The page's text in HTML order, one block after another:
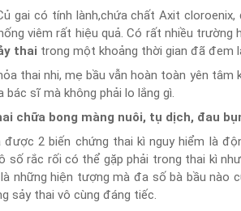
gai có tính lành,chứa chất Axit
viêm rất hiệu quả. Có rất nhiều
thai trong một khoảng thời gian đã đem
thai nhi, mẹ bầu vẫn hoàn toàn yên
sĩ mà không phải lo lắng gì.
chữa bong màng nuôi, tụ dịch, đau
2 biến chứng thai kì nguy hiểm là
số rắc rối có thể gặp phải trong thai kì
những hiện tượng mà đa số bà bầu nào
sảy thai vô cùng đáng tiếc.